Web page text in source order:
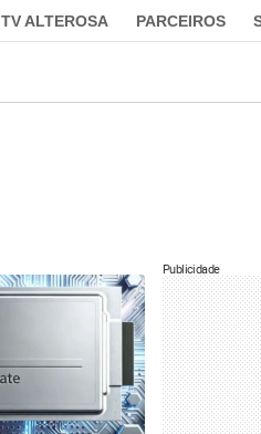
TV ALTEROSA PARCEIROS
Publicidade